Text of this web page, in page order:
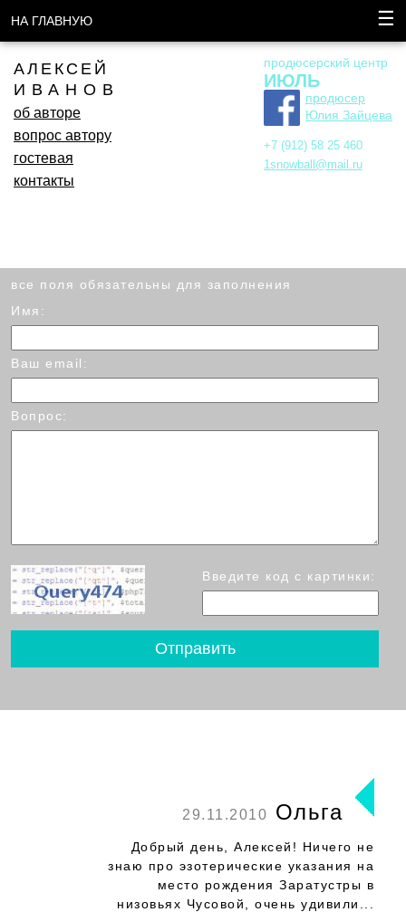
НА ГЛАВНУЮ ☰
АЛЕКСЕЙ
ИВАНОВ
об авторе
вопрос автору
гостевая
контакты
продюсерский центр
ИЮЛЬ
продюсер
Юлия Зайцева
+7 (912) 58 25 460
1snowball@mail.ru
все поля обязательны для заполнения
Имя:
Ваш email:
Вопрос:
Введите код с картинки:
29.11.2010 Ольга
Добрый день, Алексей! Ничего не
знаю про эзотерические указания на
место рождения Заратустры в
низовьях Чусовой, очень удивили...